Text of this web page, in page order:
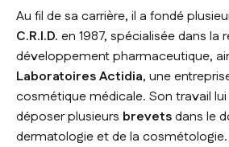
Au fil de sa carrière, il a fondé
C.R.I.D. en 1987, spécialisée dans la
développement pharmaceutique,
Laboratoires Actidia, une
cosmétique médicale. Son travail
déposer plusieurs brevetsdans le
dermatologie et de la cosmétologie.